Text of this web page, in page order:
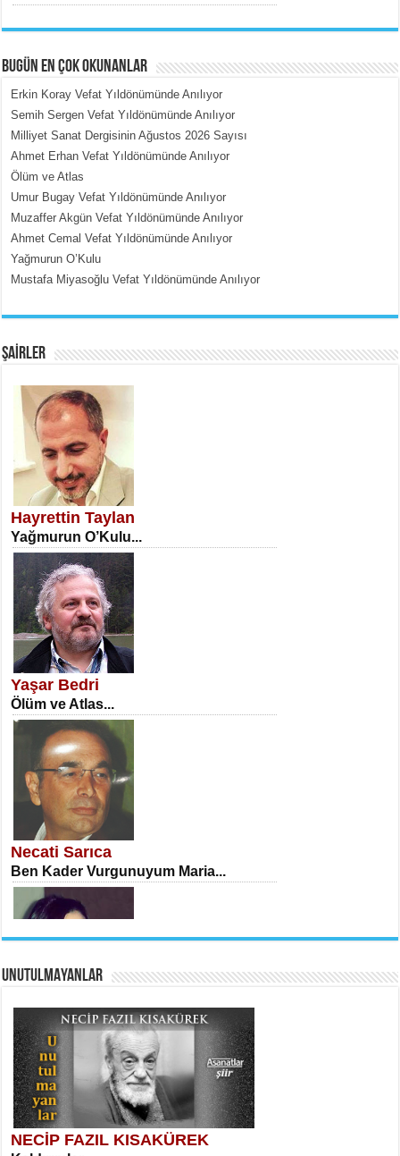
MEHMET ÇOBAN
İçerdeki Put Dışardaki Maskeler...
SATILMIŞ ÜMİT ÇETİNKAYA
Erkenlik...
NECLA DİLEK ARSLAN
Öğretmenler Günü Mahkemesi...
İSA KARATEPE
Ekranlar Arasında Kaybolan İnsan...
AHMET URFALI
Tahlil Denemesi...
BUGÜN EN ÇOK OKUNANLAR
Erkin Koray Vefat Yıldönümünde Anılıyor
Semih Sergen Vefat Yıldönümünde Anılıyor
Milliyet Sanat Dergisinin Ağustos 2026 Sayısı
Ahmet Erhan Vefat Yıldönümünde Anılıyor
Ölüm ve Atlas
Umur Bugay Vefat Yıldönümünde Anılıyor
Muzaffer Akgün Vefat Yıldönümünde Anılıyor
Ahmet Cemal Vefat Yıldönümünde Anılıyor
Yağmurun O’Kulu
Mustafa Miyasoğlu Vefat Yıldönümünde Anılıyor
ŞAİRLER
Hayrettin Taylan
Yağmurun O’Kulu...
Yaşar Bedri
Ölüm ve Atlas...
Necati Sarıca
Ben Kader Vurgunuyum Maria...
Sibel Orhan
İki Kırık Boşluk...
UNUTULMAYANLAR
NECİP FAZIL KISAKÜREK